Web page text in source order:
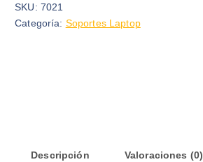
SKU: 7021
Categoría: Soportes Laptop
Descripción Valoraciones (0)